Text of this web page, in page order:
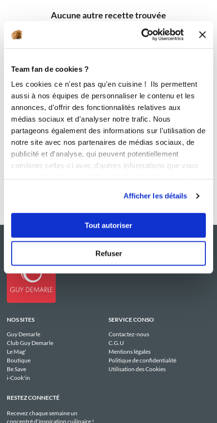
Team fan de cookies ?
Les cookies ce n'est pas qu'en cuisine ! Ils permettent
aussi à nos équipes de personnaliser le contenu et les
annonces, d'offrir des fonctionnalités relatives aux
médias sociaux et d'analyser notre trafic. Nous
partageons également des informations sur l'utilisation de
notre site avec nos partenaires de médias sociaux, de
publicité et d'analyse, qui peuvent potentiellement
combiner celles-ci avec d'autres informations que vous
Afficher les détails
Tout autoriser
Refuser
Aucune autre recette trouvée
NOS SITES
Guy Demarle
Club Guy Demarle
Le Mag'
Boutique
Be Save
i-Cook'in
SERVICE CONSO
Contactez-nous
C.G.U
Mentions légales
Politique de confidentialité
Utilisation des Cookies
RESTEZ CONNECTÉ
Recevez chaque semaine un
concentré d'inspiration cuilinaire !